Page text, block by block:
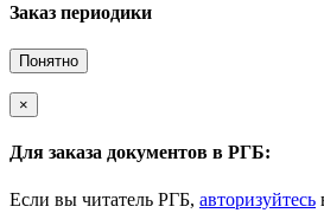
Заказ периодики
Понятно
×
Для заказа документов в РГБ:
Если вы читатель РГБ, авторизуйтесь